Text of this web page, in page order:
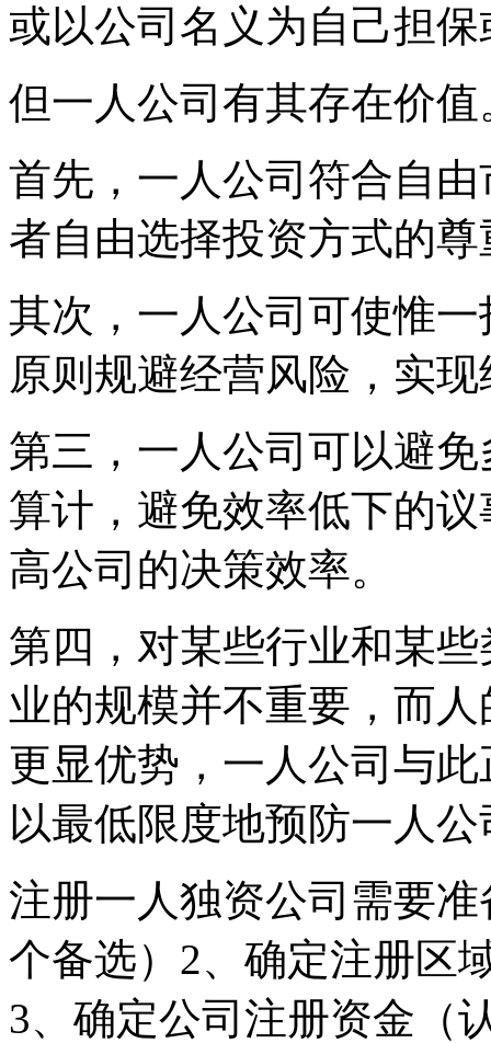
或以公司名义为自己担
但一人公司有其存在价值
首先，一人公司符合自
者自由选择投资方式的尊
其次，一人公司可使惟
原则规避经营风险，实
第三，一人公司可以避
算计，避免效率低下的
高公司的决策效率。
第四，对某些行业和某
业的规模并不重要，而
更显优势，一人公司与
以最低限度地预防一人
注册一人独资公司需要
个备选）2、确定注册区
3、确定公司注册资金（